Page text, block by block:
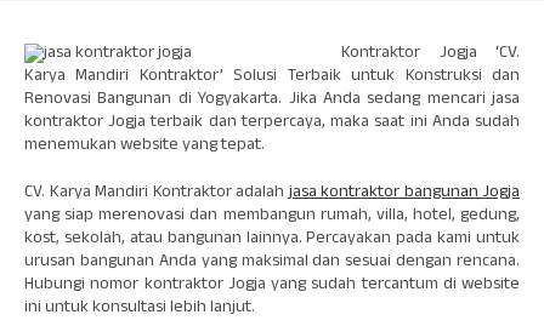
Kontraktor Jogja ‘CV.
Karya Mandiri Kontraktor’ Solusi Terbaik untuk Konstruksi dan
Renovasi Bangunan di Yogyakarta. Jika Anda sedang mencari jasa
kontraktor Jogja terbaik dan terpercaya, maka saat ini Anda sudah
menemukan website yang tepat.
CV. Karya Mandiri Kontraktor adalahjasa kontraktor bangunan Jogja
yang siap merenovasi dan membangun rumah, villa, hotel, gedung,
kost, sekolah, atau bangunan lainnya. Percayakan pada kami untuk
urusan bangunan Anda yang maksimal dan sesuai dengan rencana.
Hubungi nomor kontraktor Jogja yang sudah tercantum di website
ini untuk konsultasi lebih lanjut.